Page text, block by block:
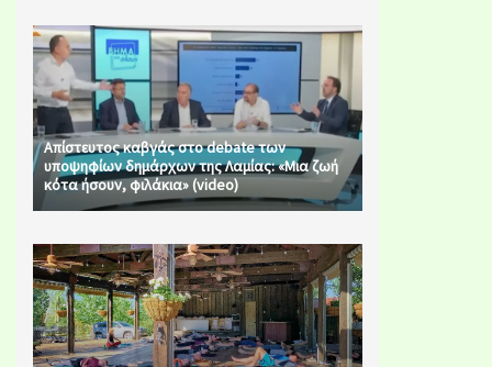
Απίστευτος καβγάς στο debate των
υποψηφίων δημάρχων της Λαμίας: «Μια ζωή
κότα ήσουν, φιλάκια» (video)